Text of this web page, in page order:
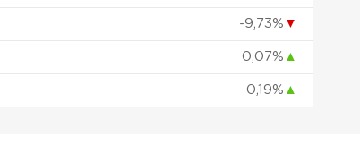
-9,73% ▼
0,07% ▲
0,19% ▲